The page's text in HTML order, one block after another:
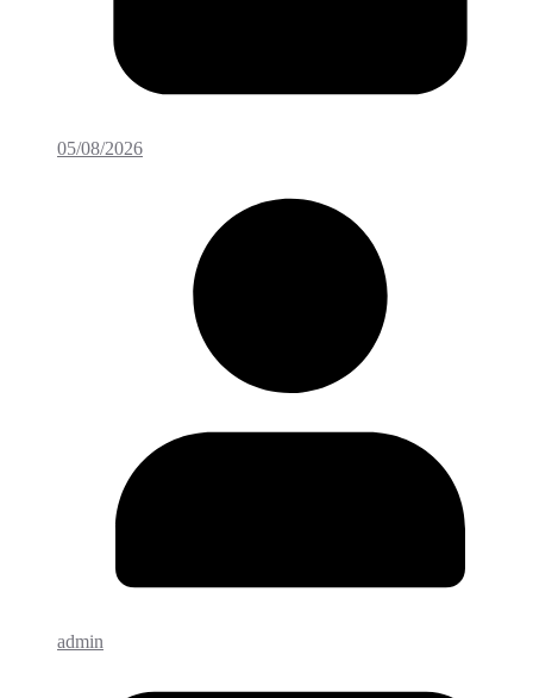
05/08/2026
admin